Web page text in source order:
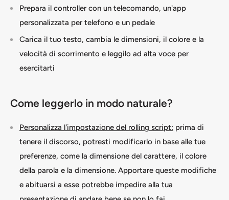
Prepara il controller con un telecomando, un'app
personalizzata per telefono e un pedale
Carica il tuo testo, cambia le dimensioni, il colore e la
velocità di scorrimento e leggilo ad alta voce per
esercitarti
Come leggerlo in modo naturale?
Personalizza l'impostazione del rolling script: prima di
tenere il discorso, potresti modificarlo in base alle tue
preferenze, come la dimensione del carattere, il colore
della parola e la dimensione. Apportare queste modifiche
e abituarsi a esse potrebbe impedire alla tua